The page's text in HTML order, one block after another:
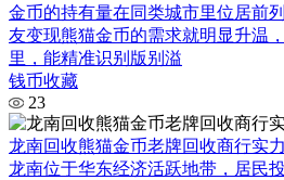
金币的持有量在同类城市里位居前
友变现熊猫金币的需求就明显升温
里，能精准识别版别溢
钱币收藏
23
龙南回收熊猫金币老牌回收商行实
龙南位于华东经济活跃地带，居民